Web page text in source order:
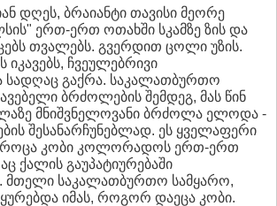
დღეს, ბრაიანტი თავისი მეორე
ერთ-ერთ ოთახში სკამზე ზის და
თვალებს. გვერდით ცოლი უზის.
ჩვეულებრივი
სადღაც გაქრა. საკალათბურთო
ბრძოლების შემდეგ, მას წინ
მნიშვნელოვანი ბრძოლა ელოდა -
შესანარჩუნებლად. ეს ყველაფერი
როცა კობი კოლორადოს ერთ-ერთ
ქალის გაუპატიურებაში
მთელი საკალათბურთო სამყარო,
იმას, როგორ დაეცა კობი.